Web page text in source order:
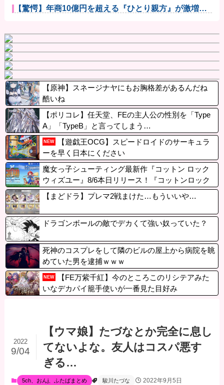
【驚愕】年商10億円を超える『ひとり親方』が激増
【原神】スネージナヤにもお胸格差があるんだね
酷いね
【ポリコレ】任天堂、FEの主人公の性別を「Type
A」「TypeB」と言ってしまう…
NEW
【遊戯王OCG】スピードロイドのサーキュラ
ーを早く日本にください
魔女っ子シューティング最新作『コットン ロック
ウィズユー』8/6本日リリース！『コットンロック
ンロール』の後継作
【まどドラ】プレマ2戦まけた…もういいや…
ドラゴンボールの敵でデカくて強い奴っていた？
死神のコスプレをして隣のビルの屋上から病院を眺
めていた男を逮捕ｗｗｗ
NEW
【FE万紫千紅】今のところこのリシテアみた
いなデカパイ籠手使いが一番見た目好み
【ウマ娘】たづなとか完全に息し
てないよな。友人はコスパ悪す
ぎる…
2022
9/04
5ch、おんj、ふたばまとめ 駿川たづな 2022年9月5日